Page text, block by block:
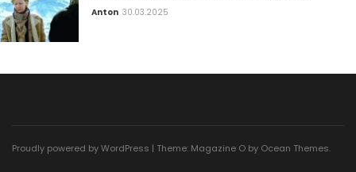
Anton 30.03.2025
Proudly powered by WordPress | Theme: Magazine O by Ocean Themes.